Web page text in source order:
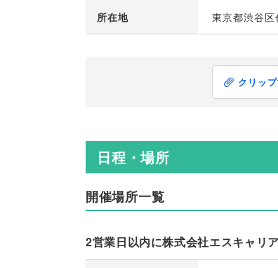
所在地 東京都渋谷
クリッ
日程・場所
開催場所一覧
2営業日以内に株式会社エスキャリ